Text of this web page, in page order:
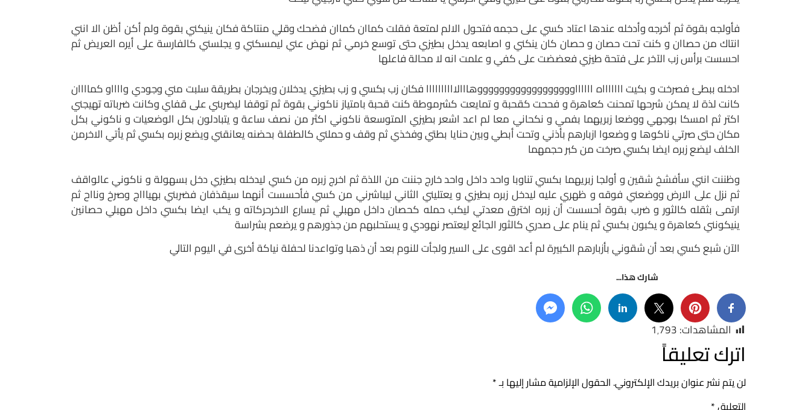
فأولجه بقوة ثم أخرجه وأدخله عندها اعتاد كسي على حجمه فتحول الالم لمتعة فقلت كماان كماان فضحك وقلي منتاكة فكان ينيكني بقوة ولم أكن أظن الا انني
انتاك من حصاان و كنت تحت حصان و حصان كان ينكني و اصابعه يدخل بطيزي حتى توسع خرمي ثم نهض عني ليمسكني و يجلسني كالفارسة على أيره العريض ثم
احسست برأس زب الآخر على فتحة طيزي فعضضت على كفي و علمت انه لا محالة فاعلها
ادخله ببطئ فصرخت و بكيت اااااااه ااااااووووووووووووووووووهااالاااااااااا فكان زب بكسي و زب بطيزي يدخلان ويخرجان بطريقة سلبت مني وجودي وااااو كماااان
كانت لذة لا يمكن شرحها تمحنت كعاهرة و فححت كقحبة و تمايعت كشرموطة كنت قحبة بامتياز ناكوني بقوة ثم توقفا ليضربني على قفاي وكانت ضرباته تهيجني
اكتر ثم امسكا بوجهي ووضعا زبريهما بفمي و نكحاني معا لم اعد اشعر بطيزي المتوسعة ناكوني اكثر من نصف ساعة و يتبادلون بكل الوضعيات و ناكوني بكل
مكان حتى صرتي ناكوها و وضعوا ازبارهم بأذني وتحت أبطي وبين حنايا بطتي وفخذي ثم وقف و حملني كالطفلة بحضنه يعانقني ويضع زبره بكسي ثم يأتي الاخرمن
الخلف ليضع زبره ايضا بكسي صرخت من كبر حجمهما
وظننت انني سأفشخ شقين و أولجا زبريهما بكسي تناوبا واحد داخل واحد خارج جننت من اللذة ثم اخرج زبره من كسي ليدخله بطيزي دخل بسهولة و ناكوني عالواقف
ثم نزل على الارض ووضعني فوقه و ظهري عليه ليدخل زبره بطيزي و يعتليني الثاني ليباشرني من كسي فأحسست أنهما سيقذفان فضربني بهياااج وصرخ ونااح ثم
ارتمى بثقله كالثور و ضرب بقوة أحسست أن زبره اخترق معدتي ليكب حمله كحصان داخل مهبلي ثم يسارع الاخرحركاته و يكب ايضا بكسي داخل مهبلي حصانين
ينيكونني كعاهرة و يكبون بكسي ثم ينام على صدري كالثور الجائع ليعتصر نهودي و يستحلبهم من جذورهم و يرضعم بشراسة
الآن شبع كسي بعد أن شقوني بأزبارهم الكبيرة لم أعد اقوى على السير ولجأت للنوم بعد أن ذهبا وتواعدنا لحفلة نياكة أخرى في اليوم التالي
شارك هذا...
المشاهدات:1٬793
اترك تعليقاً
لن يتم نشر عنوان بريدك الإلكتروني. الحقول الإلزامية مشار إليها بـ*